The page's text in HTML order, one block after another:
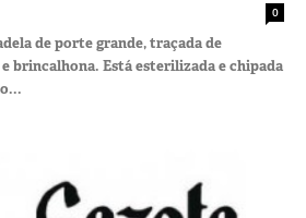
0
de porte grande, traçada de
brincalhona. Está esterilizada e chipada